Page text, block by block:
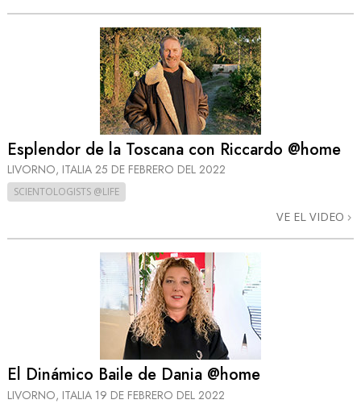
Esplendor de la Toscana con Riccardo @home
LIVORNO, ITALIA 25 DE FEBRERO DEL 2022
SCIENTOLOGISTS @LIFE
VE EL VIDEO
El Dinámico Baile de Dania @home
LIVORNO, ITALIA 19 DE FEBRERO DEL 2022